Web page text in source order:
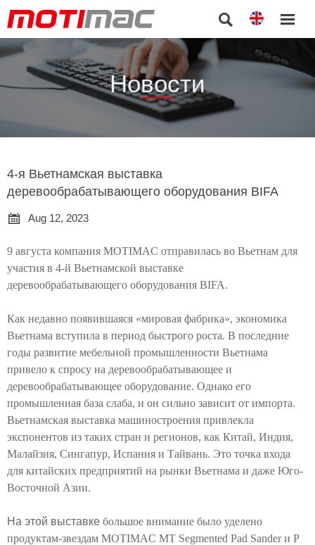
 
Новости
4-я Вьетнамская выставка
деревообрабатывающего оборудования BIFA

Aug 12, 2023
9 августа компания MOTIMAC отправилась во Вьетнам для
участия в 4-й Вьетнамской выставке
деревообрабатывающего оборудования BIFA.
Как недавно появившаяся «мировая фабрика», экономика
Вьетнама вступила в период быстрого роста. В последние
годы развитие мебельной промышленности Вьетнама
привело к спросу на деревообрабатывающее и
деревообрабатывающее оборудование. Однако его
промышленная база слаба, и он сильно зависит от импорта.
Вьетнамская выставка машиностроения привлекла
экспонентов из таких стран и регионов, как Китай, Индия,
Малайзия, Сингапур, Испания и Тайвань. Это точка входа
для китайских предприятий на рынки Вьетнама и даже Юго-
Восточной Азии.
На этой выставке большое внимание было уделено
продуктам-звездам MOTIMAC MT Segmented Pad Sander и P